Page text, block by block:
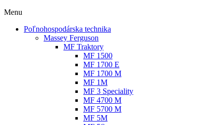
Menu
Poľnohospodárska technika
Massey Ferguson
MF Traktory
MF 1500
MF 1700 E
MF 1700 M
MF 1M
MF 3 Speciality
MF 4700 M
MF 5700 M
MF 5M